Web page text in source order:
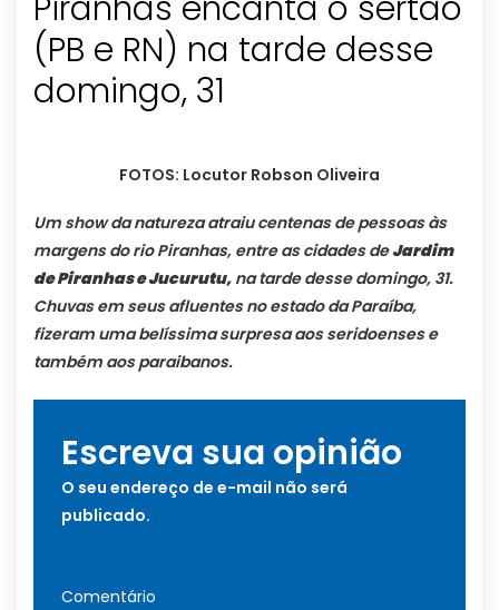
(PB e RN) na tarde desse
domingo, 31
FOTOS: Locutor Robson Oliveira
Um show da natureza atraiu centenas de pessoas às
margens do rio Piranhas, entre as cidades deJardim
de Piranhas e Jucurutu, na tarde desse domingo, 31.
Chuvas em seus afluentes no estado da Paraíba,
fizeram uma belíssima surpresa aos seridoenses e
também aos paraibanos.
Escreva sua opinião
O seu endereço de e-mail não será
publicado.
Comentário